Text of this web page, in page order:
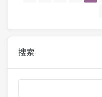
搜索